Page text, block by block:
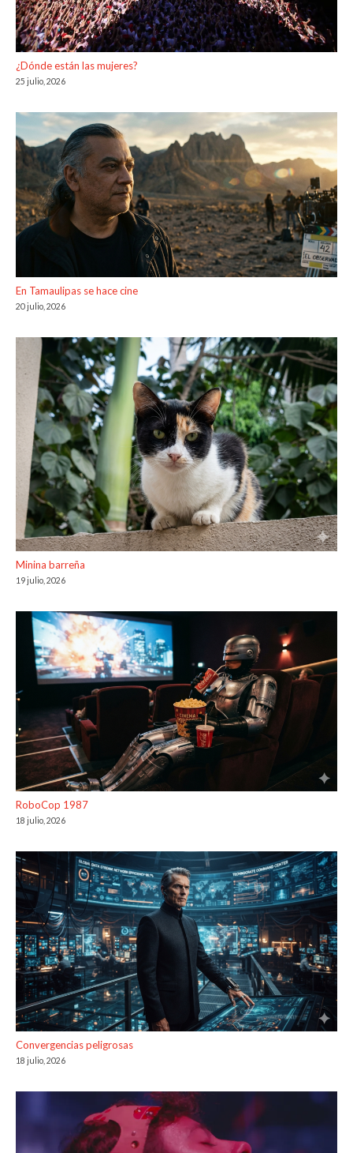
¿Dónde están las mujeres?
25 julio, 2026
En Tamaulipas se hace cine
20 julio, 2026
Minina barreña
19 julio, 2026
RoboCop 1987
18 julio, 2026
Convergencias peligrosas
18 julio, 2026